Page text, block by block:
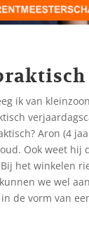
ik van
Aron (4
Ook weet hij
het winkelen
we wel
de vorm van